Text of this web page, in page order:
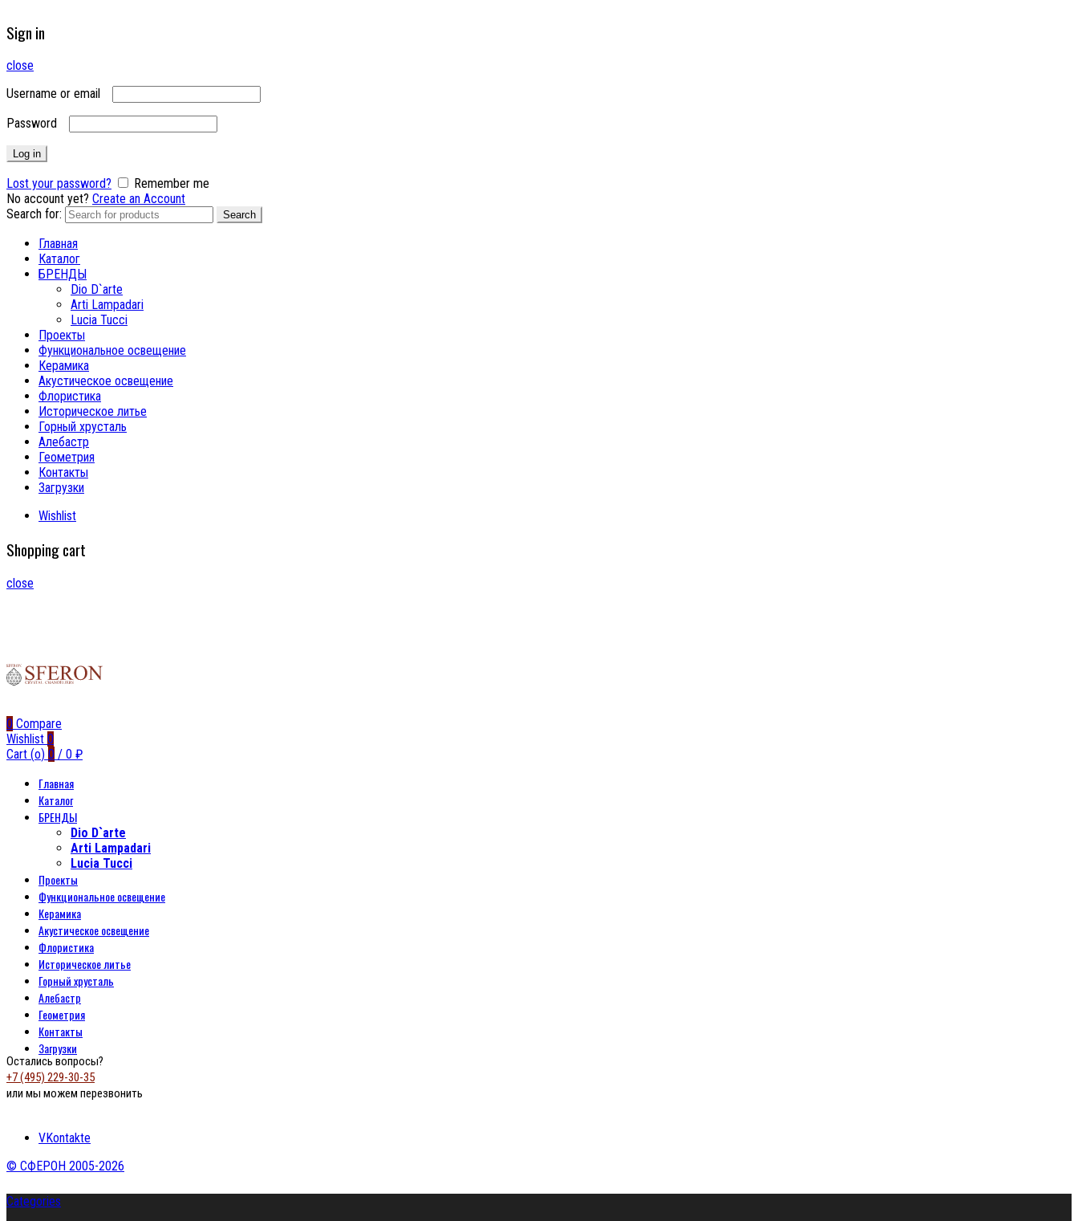
Sign in
close
Username or email
Password
Log in
Lost your password?
Remember me
No account yet? Create an Account
Search for:
Search
Главная
Каталог
БРЕНДЫ
Dio D`arte
Arti Lampadari
Lucia Tucci
Проекты
Функциональное освещение
Керамика
Акустическое освещение
Флористика
Историческое литье
Горный хрусталь
Алебастр
Геометрия
Контакты
Загрузки
Wishlist
Shopping cart
close
0 Compare
Wishlist 0
Cart (o) 0 / 0 ₽
Главная
Каталог
БРЕНДЫ
Dio D`arte
Arti Lampadari
Lucia Tucci
Проекты
Функциональное освещение
Керамика
Акустическое освещение
Флористика
Историческое литье
Горный хрусталь
Алебастр
Геометрия
Контакты
Загрузки
Остались вопросы?
+7 (495) 229-30-35
или мы можем перезвонить
VKontakte
© СФЕРОН 2005-2026
Categories